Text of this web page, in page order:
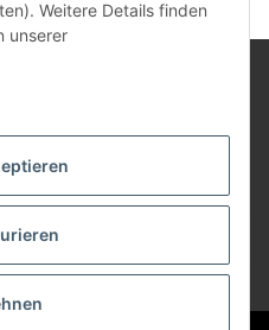
Weitere Details finden
unserer
zzgl.Versand